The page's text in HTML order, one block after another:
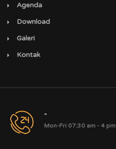
Agenda
Download
Galeri
Kontak
-
Mon-Fri 07:30 am - 4 pm